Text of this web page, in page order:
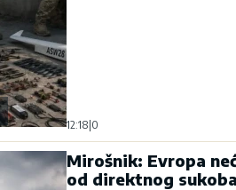
12:18 0
Mirošnik: Evropa
od direktnog sukoba